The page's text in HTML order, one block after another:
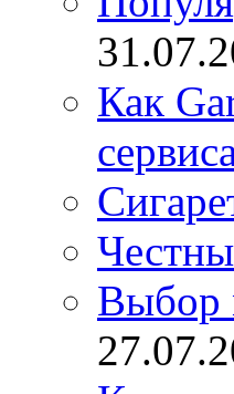
Как
сервиса
Выбор